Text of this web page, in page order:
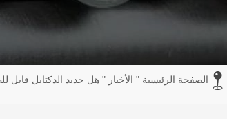
الصفحة الرئيسية " الأخبار " هل حديد الدكتايل قابل